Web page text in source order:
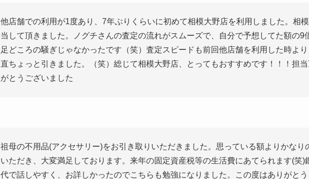
他店舗での利用が1度あり、7年ぶりくらいに初めて相模大野店を利用しました。相
当して頂きました。ノグチさんの査定の流れがスムーズで、自分で予想してた額の9
足どころの騒ぎじゃなかったです（笑）査定スピードも前回他店舗を利用した時よ
直ちょっと引きました。（笑）総じて相模大野店、とってもおすすめです！！！担
がとうございました
祖母の不用品(アクセサリー)をお引き取りいただきました。思っている額よりかなり
いただき、大変満足しております。来年の固定資産税等の生活費にあてられます(笑)
代で話しやすく、お詳しかったのでこちらも勉強になりました。この度はありがとう